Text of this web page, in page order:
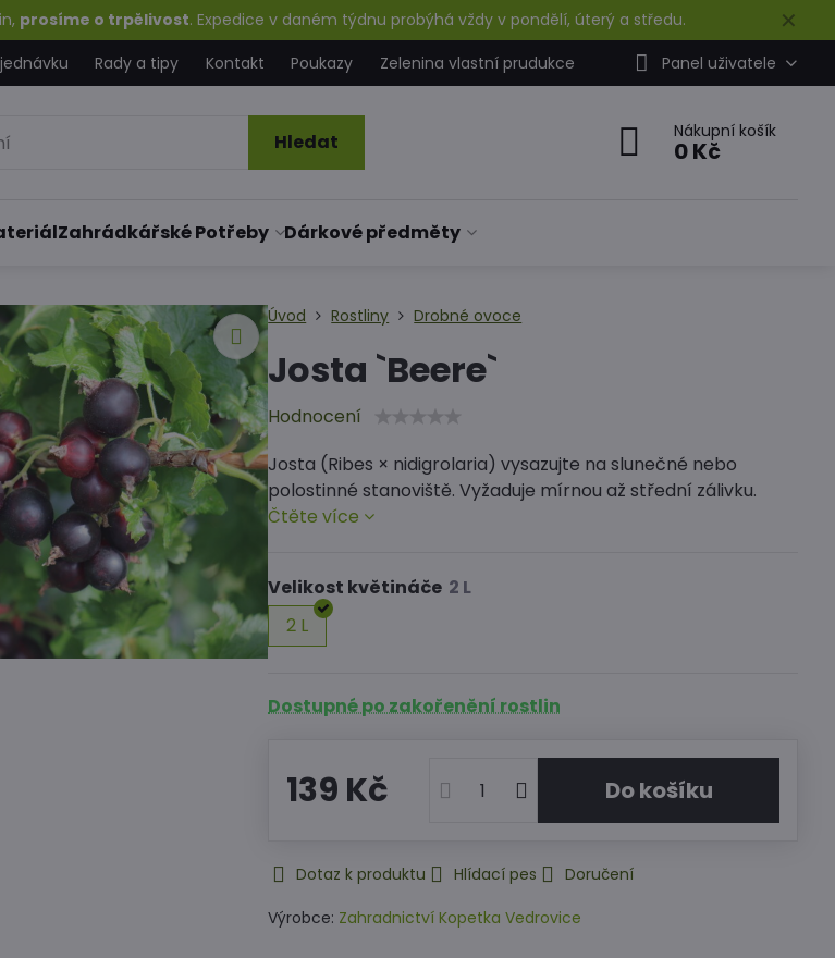
✕
prosíme o trpělivost. Expedice v daném týdnu probýhá vždy v pondělí, úterý a středu.
Rady a tipy Kontakt Poukazy Zelenina vlastní prudukce Panel uživatele
Hledat Nákupní košík
0 Kč
Zahrádkářské Potřeby Dárkové předměty
Úvod Rostliny Drobné ovoce
Josta `Beere`
Hodnocení
Josta (Ribes × nidigrolaria) vysazujte na slunečné nebo
polostinné stanoviště. Vyžaduje mírnou až střední zálivku.
Čtěte více
Velikost květináče
2 L
Dostupné po zakořenění rostlin
139 Kč Do košíku
Dotaz k produktu Hlídací pes
Doručení
Výrobce: Zahradnictví Kopetka Vedrovice